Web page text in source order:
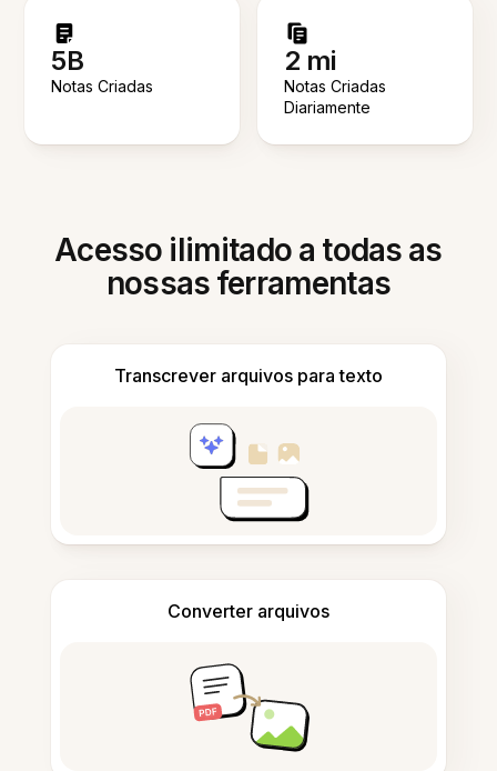
5B
Notas Criadas
2 mi
Notas Criadas
Diariamente
Acesso ilimitado a todas as
nossas ferramentas
Transcrever arquivos para texto
Converter arquivos